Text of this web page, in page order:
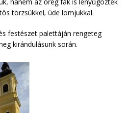
törzsükkel, üde lomjukkal.
festészet palettáján rengeteg
kirándulásunk során.